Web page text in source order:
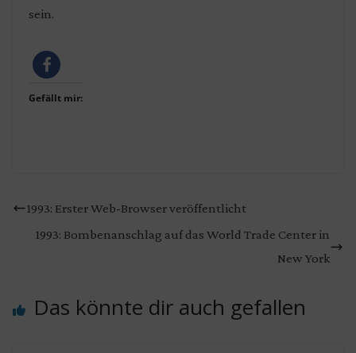
sein.
Gefällt mir:
1993: Erster Web-Browser veröffentlicht
1993: Bombenanschlag auf das World Trade Center in
New York
Das könnte dir auch gefallen